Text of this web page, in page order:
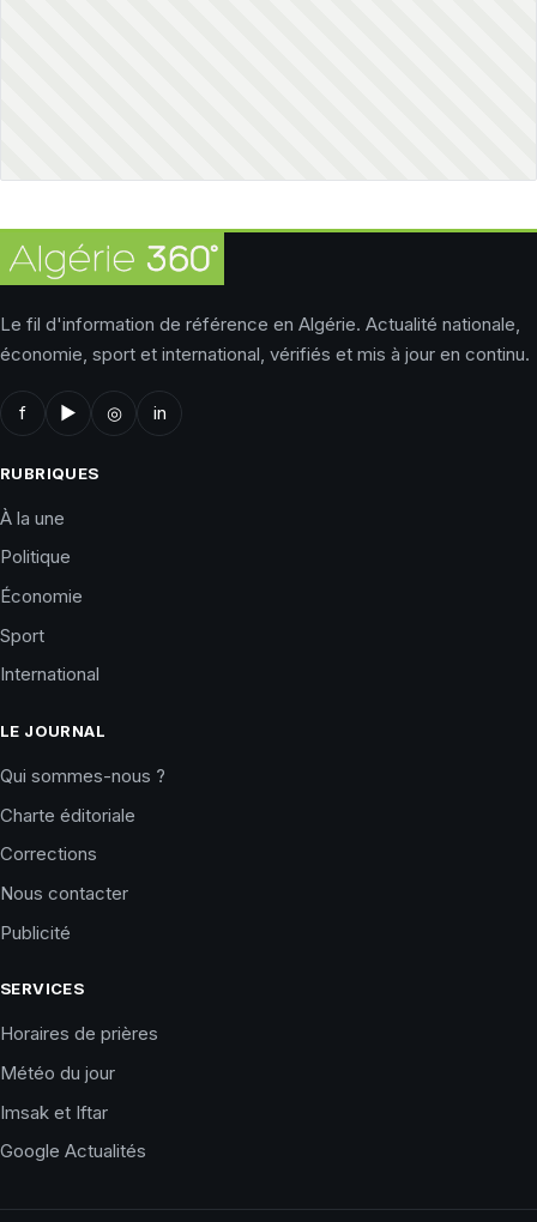
Le fil d'information de référence en Algérie. Actualité nationale,
économie, sport et international, vérifiés et mis à jour en continu.
f ▶ ◎ in
RUBRIQUES
À la une
Politique
Économie
Sport
International
LE JOURNAL
Qui sommes-nous ?
Charte éditoriale
Corrections
Nous contacter
Publicité
SERVICES
Horaires de prières
Météo du jour
Imsak et Iftar
Google Actualités